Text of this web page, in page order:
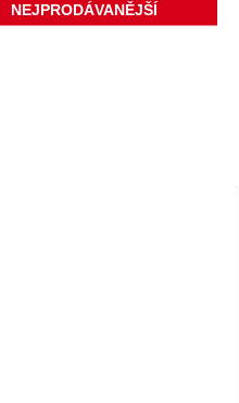
NEJPRODÁVANĚJŠÍ